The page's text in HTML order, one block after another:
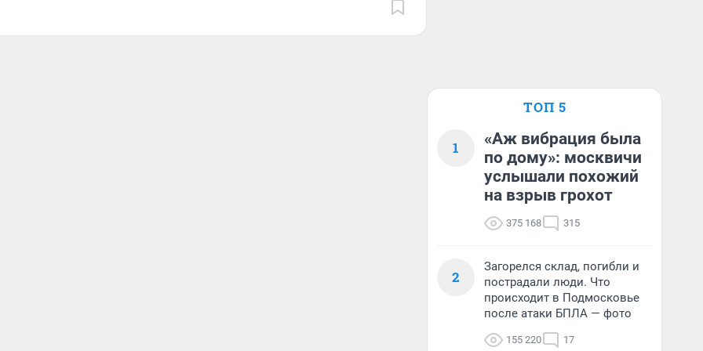
ТОП 5
1
«Аж вибрация была
по дому»: москвичи
услышали похожий
на взрыв грохот
375 168 315
2
Загорелся склад, погибли и
пострадали люди. Что
происходит в Подмосковье
после атаки БПЛА — фото
155 220 17